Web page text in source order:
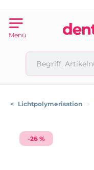
Menü
< Lichtpolymerisation >
-26 %